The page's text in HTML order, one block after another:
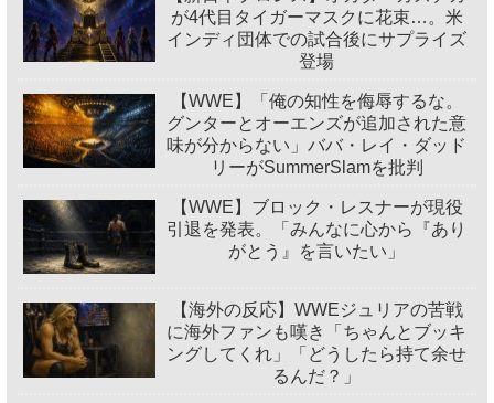
が4代目タイガーマスクに花束…。米
インディ団体での試合後にサプライズ
登場
【WWE】「俺の知性を侮辱するな。
グンターとオーエンズが追加された意
味が分からない」ババ・レイ・ダッド
リーがSummerSlamを批判
【WWE】ブロック・レスナーが現役
引退を発表。「みんなに心から『あり
がとう』を言いたい」
【海外の反応】WWEジュリアの苦戦
に海外ファンも嘆き「ちゃんとブッキ
ングしてくれ」「どうしたら持て余せ
るんだ？」